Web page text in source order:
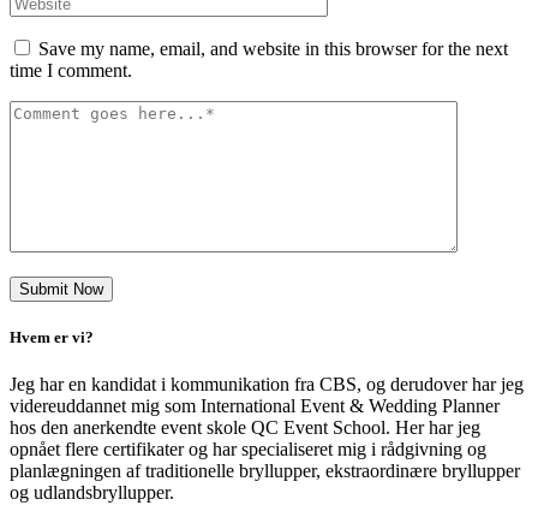
Save my name, email, and website in this browser for the next
time I comment.
Hvem er vi?
Jeg har en kandidat i kommunikation fra CBS, og derudover har jeg
videreuddannet mig som International Event & Wedding Planner
hos den anerkendte event skole QC Event School. Her har jeg
opnået flere certifikater og har specialiseret mig i rådgivning og
planlægningen af traditionelle bryllupper, ekstraordinære bryllupper
og udlandsbryllupper.